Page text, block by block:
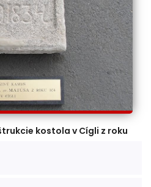
kostola v Cígli z roku